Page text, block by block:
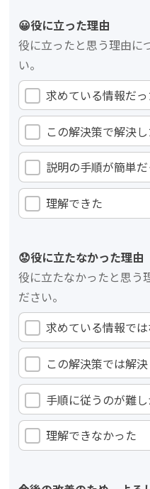
😀役に立った理由
役に立ったと思う理由に
い。
求めている情報だ
この解決策で解決
説明の手順が簡単
理解できた
😟役に立たなかった理由
役に立たなかったと思う
ださい。
求めている情報で
この解決策では解
手順に従うのが難
理解できなかった